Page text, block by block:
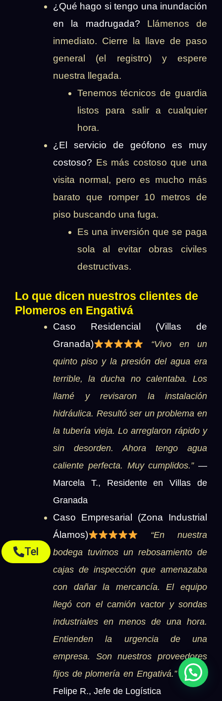
¿Qué hago si tengo una inundación
en la madrugada? Llámenos de
inmediato. Cierre la llave de paso
general (el registro) y espere
nuestra llegada.
Tenemos técnicos de guardia
listos para salir a cualquier
hora.
¿El servicio de geófono es muy
costoso? Es más costoso que una
visita normal, pero es mucho más
barato que romper 10 metros de
piso buscando una fuga.
Es una inversión que se paga
sola al evitar obras civiles
destructivas.
Lo que dicen nuestros clientes de
Plomeros en Engativá
Caso Residencial (Villas de
Granada)
“Vivo en un
quinto piso y la presión del agua era
terrible, la ducha no calentaba. Los
llamé y revisaron la instalación
hidráulica. Resultó ser un problema en
la tubería vieja. Lo arreglaron rápido y
sin desorden. Ahora tengo agua
caliente perfecta. Muy cumplidos.” —
Marcela T., Residente en Villas
de
Granada
Caso Empresarial (Zona Industrial
Álamos)
“En nuestra
bodega tuvimos un rebosamiento de
cajas de inspección que amenazaba
con dañar la mercancía. El equipo
llegó con el camión vactor y sondas
industriales en menos de una hora.
Entienden la urgencia de una
empresa. Son nuestros proveedores
fijos de plomería en Engativá.”
— Ing.
Felipe R., Jefe de Logística
Tel